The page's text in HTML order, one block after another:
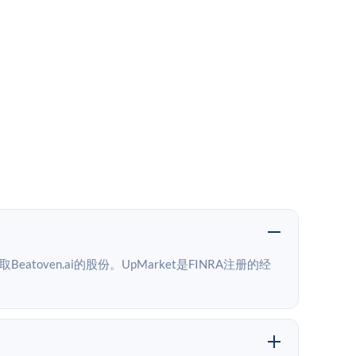
Beatoven.ai的股份。UpMarket是FINRA注册的经